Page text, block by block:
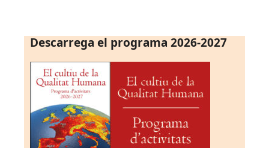
Descarrega el programa 2026-2027